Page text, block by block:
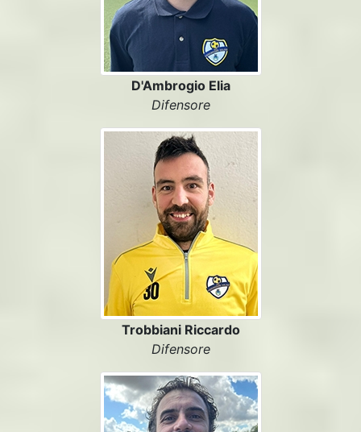
D'Ambrogio Elia
Difensore
Trobbiani Riccardo
Difensore